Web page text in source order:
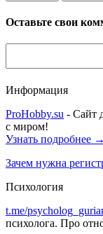
Оставьте свои
Информация
ProHobby.su - Сайт
с миром!
Узнать подробнее →
Зачем нужна
Психология
t.me/
психолога. Про